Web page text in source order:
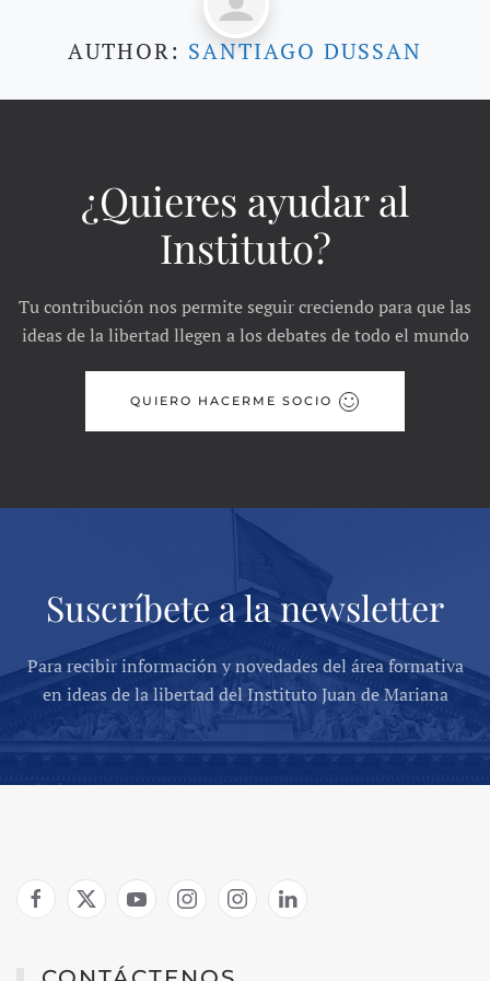
AUTHOR: SANTIAGO DUSSAN
¿Quieres ayudar al
Instituto?
Tu contribución nos permite seguir creciendo para que las
ideas de la libertad llegen a los debates de todo el mundo
QUIERO HACERME SOCIO
Suscríbete a la newsletter
Para recibir información y novedades del área formativa
en ideas de la libertad del Instituto Juan de Mariana